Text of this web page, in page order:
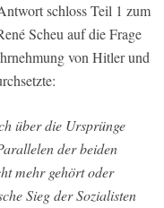
schloss Teil 1 zum
Scheu auf die Frage
von Hitler und
über die Ursprünge
der beiden
mehr gehört oder
Sieg der Sozialisten